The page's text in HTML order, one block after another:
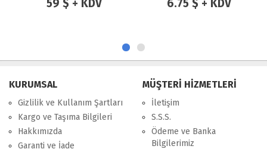
6.75 $ + KDV 15 $ + KDV
KURUMSAL
Gizlilik ve Kullanım Şartları
Kargo ve Taşıma Bilgileri
Hakkımızda
Garanti ve İade
MÜŞTERİ HİZMETLERİ
İletişim
S.S.S.
Ödeme ve Banka
Bilgilerimiz